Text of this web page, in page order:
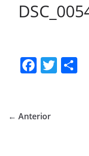
F
e
T
← Anterior